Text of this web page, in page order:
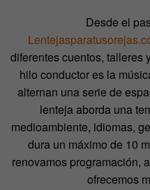
Desde el
diferentes cuentos, talleres
hilo conductor es la
alternan una serie de
lenteja aborda una
medioambiente, idiomas,
dura un máximo de 10
renovamos programación,
ofrecemos